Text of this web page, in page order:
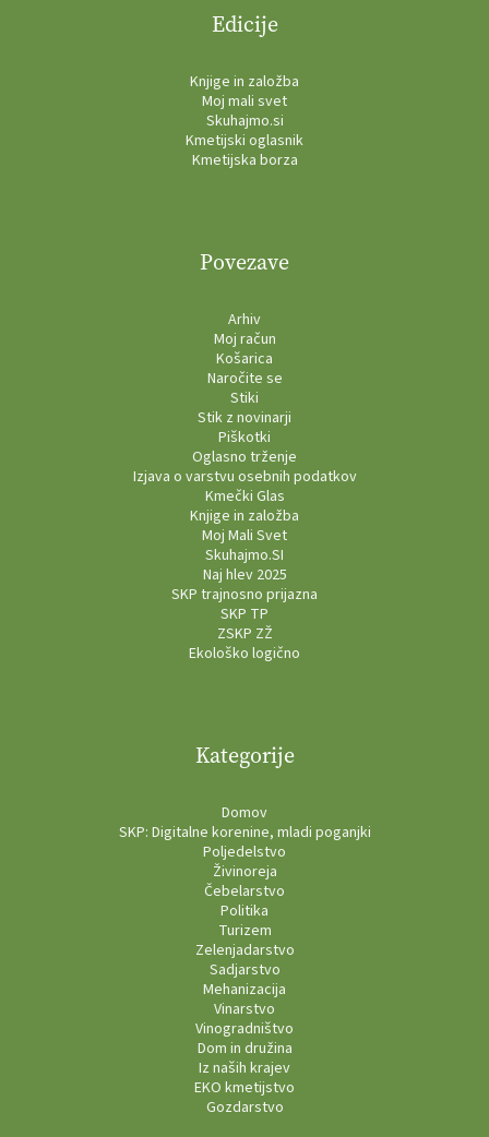
Edicije
Knjige in založba
Moj mali svet
Skuhajmo.si
Kmetijski oglasnik
Kmetijska borza
Povezave
Arhiv
Moj račun
Košarica
Naročite se
Stiki
Stik z novinarji
Piškotki
Oglasno trženje
Izjava o varstvu osebnih podatkov
Kmečki Glas
Knjige in založba
Moj Mali Svet
Skuhajmo.SI
Naj hlev 2025
SKP trajnosno prijazna
SKP TP
ZSKP ZŽ
Ekološko logično
Kategorije
Domov
SKP: Digitalne korenine, mladi poganjki
Poljedelstvo
Živinoreja
Čebelarstvo
Politika
Turizem
Zelenjadarstvo
Sadjarstvo
Mehanizacija
Vinarstvo
Vinogradništvo
Dom in družina
Iz naših krajev
EKO kmetijstvo
Gozdarstvo